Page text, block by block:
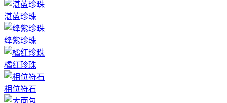
湛蓝珍珠
绛紫珍珠
橘红珍珠
相位符石